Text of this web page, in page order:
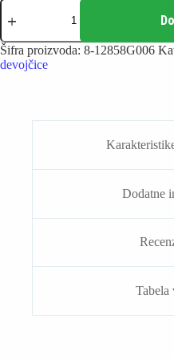
Speedo
Kupaći
za
devojčice
-
Šifra proizvoda: 8-12858G006
devojčice
Dodatne
Tabela